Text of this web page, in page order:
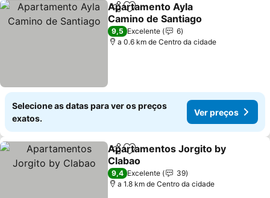
PartilharAdicionar aos favoritos
Apartamento Ayla
Camino de Santiago
9,5 Excelente
6
a 0.6 km de Centro da cidade
Selecione as datas para ver os preços
exatos.
Ver preços
PartilharAdicionar aos favoritos
Apartamentos Jorgito by
Clabao
9,4 Excelente
39
a 1.8 km de Centro da cidade